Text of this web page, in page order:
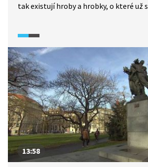
tak existují hroby a hrobky, o které už
k jejich revitalizaci, například ve starší
hřbitovů v Praze. Zajímavý je v této
projekt adopce hrobů, díky němuž
k restaurování těch nejohroženějších
13:58